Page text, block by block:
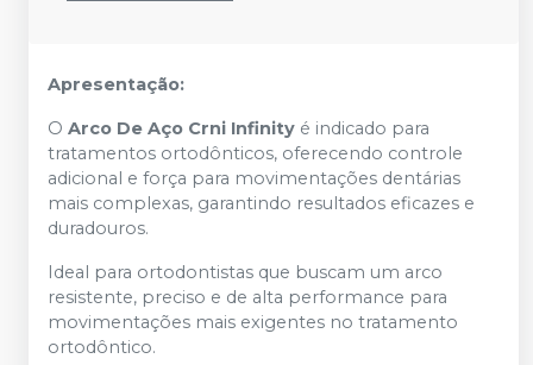
Apresentação:
O Arco De Aço Crni Infinity é indicado para
tratamentos ortodônticos, oferecendo controle
adicional e força para movimentações dentárias
mais complexas, garantindo resultados eficazes e
duradouros.
Ideal para ortodontistas que buscam um arco
resistente, preciso e de alta performance para
movimentações mais exigentes no tratamento
ortodôntico.